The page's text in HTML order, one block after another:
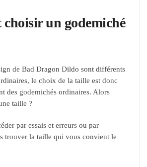
choisir un godemiché
de Bad Dragon Dildo sont différents
le choix de la taille est donc
des godemichés ordinaires. Alors
taille ?
par essais et erreurs ou par
trouver la taille qui vous convient le